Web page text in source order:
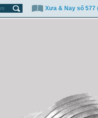
Xưa & Nay số 577